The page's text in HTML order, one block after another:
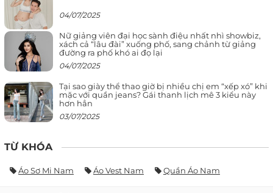
04/07/2025
Nữ giảng viên đại học sành điệu nhất nhì showbiz,
xách cả “lâu đài” xuống phố, sang chảnh từ giảng
đường ra phố khó ai đọ lại
04/07/2025
Tại sao giày thể thao giờ bị nhiều chị em “xếp xó” khi
mặc với quần jeans? Gái thanh lịch mê 3 kiểu này
hơn hẳn
03/07/2025
TỪ KHÓA
Áo Sơ Mi Nam Áo Vest Nam Quần Áo Nam